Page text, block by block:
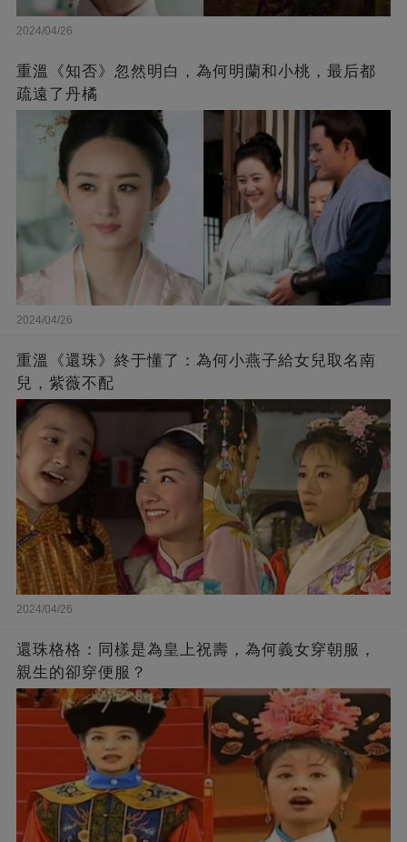
2024/04/26
重溫《知否》忽然明白，為何明蘭和小桃，最后都
疏遠了丹橘
2024/04/26
重溫《還珠》終于懂了：為何小燕子給女兒取名南
兒，紫薇不配
2024/04/26
還珠格格：同樣是為皇上祝壽，為何義女穿朝服，
親生的卻穿便服？